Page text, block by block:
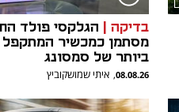
בדיקה | הגלקסי פולד
מסתמן כמכשיר המתקפל
ביותר של סמסונג
08.08.26
, איתי שמושקוביץ